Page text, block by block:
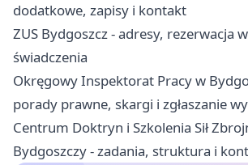
dodatkowe, zapisy i kontakt
ZUS Bydgoszcz - adresy, rezerwacja
świadczenia
Okręgowy Inspektorat Pracy w
porady prawne, skargi i zgłaszanie
Centrum Doktryn i Szkolenia Sił
Bydgoszczy - zadania, struktura i